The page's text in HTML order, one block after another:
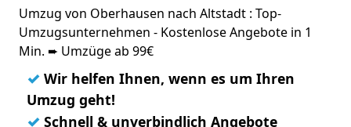
Umzug von Oberhausen nach Altstadt : Top-
Umzugsunternehmen - Kostenlose Angebote in 1
Min. ➨ Umzüge ab 99€
✓ Wir helfen Ihnen, wenn es um Ihren
Umzug geht!
✓ Schnell & unverbindlich Angebote